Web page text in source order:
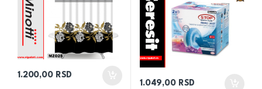
1.200,00 RSD
1.049,00 RSD